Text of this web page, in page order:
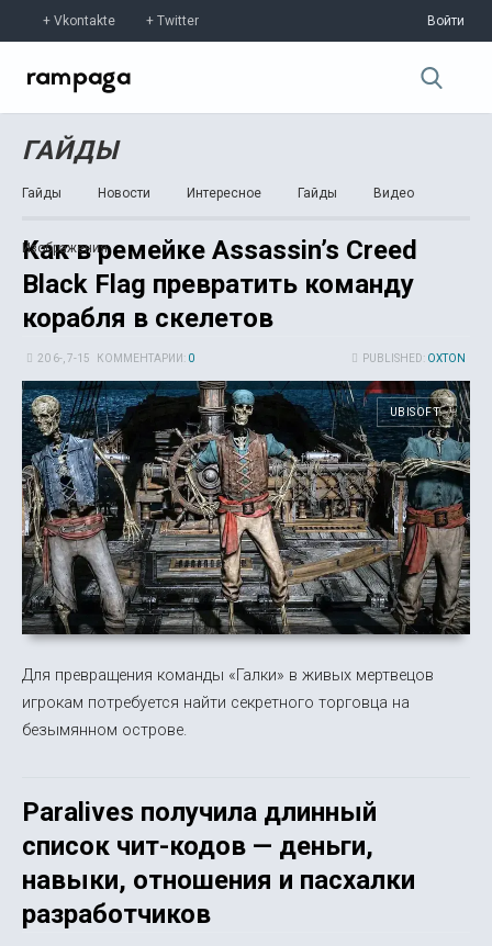
Vkontakte Twitter Войти
ГАЙДЫ
Гайды Новости Интересное Гайды Видео
Изображения
Как в ремейке Assassin’s Creed
Black Flag превратить команду
корабля в скелетов
PUBLISHED: OXTON
20 6-, 7-15 КОММЕНТАРИИ: 0
UBISOFT
Для превращения команды «Галки» в живых мертвецов
игрокам потребуется найти секретного торговца на
безымянном острове.
Paralives получила длинный
список чит-кодов — деньги,
навыки, отношения и пасхалки
разработчиков